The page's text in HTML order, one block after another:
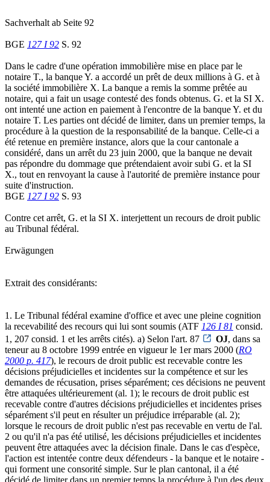
Sachverhalt ab Seite 92
BGE 127 I 92 S. 92
Dans le cadre d'une opération immobilière mise en place par le
notaire T., la banque Y. a accordé un prêt de deux millions à G. et à
la société immobilière X. La banque a remis la somme prêtée au
notaire, qui a fait un usage contesté des fonds obtenus. G. et la SI X.
ont intenté une action en paiement à l'encontre de la banque Y. et du
notaire T. Les parties ont décidé de limiter, dans un premier temps, la
procédure à la question de la responsabilité de la banque. Celle-ci a
été retenue en première instance, alors que la cour cantonale a
considéré, dans un arrêt du 23 juin 2000, que la banque ne devait
pas répondre du dommage que prétendaient avoir subi G. et la SI
X., tout en renvoyant la cause à l'autorité de première instance pour
suite d'instruction.
BGE 127 I 92 S. 93
Contre cet arrêt, G. et la SI X. interjettent un recours de droit public
au Tribunal fédéral.
Erwägungen
Extrait des considérants:
1. Le Tribunal fédéral examine d'office et avec une pleine cognition
la recevabilité des recours qui lui sont soumis (ATF 126 I 81 consid.
1, 207 consid. 1 et les arrêts cités). a) Selon l'art. 87
OJ, dans sa
teneur au 8 octobre 1999 entrée en vigueur le 1er mars 2000 (RO
2000 p. 417), le recours de droit public est recevable contre les
décisions préjudicielles et incidentes sur la compétence et sur les
demandes de récusation, prises séparément; ces décisions ne peuvent
être attaquées ultérieurement (al. 1); le recours de droit public est
recevable contre d'autres décisions préjudicielles et incidentes prises
séparément s'il peut en résulter un préjudice irréparable (al. 2);
lorsque le recours de droit public n'est pas recevable en vertu de l'al.
2 ou qu'il n'a pas été utilisé, les décisions préjudicielles et incidentes
peuvent être attaquées avec la décision finale. Dans le cas d'espèce,
l'action est intentée contre deux défendeurs - la banque et le notaire -
qui forment une consorité simple. Sur le plan cantonal, il a été
décidé de limiter dans un premier temps la procédure à l'un des deux